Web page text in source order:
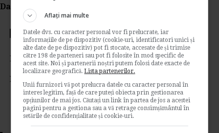
Da Like, Printeaza sau trimite pe Email!
Votati articolul
Rating:
Nota:
Aflați mai multe
Datele dvs. cu caracter personal vor fi prelucrate, iar
informațiile de pe dispozitiv (cookie-uri, identificatori unici și
alte date de pe dispozitiv) pot fi stocate, accesate de și trimise
către 198 de parteneri sau pot fi folosite în mod specific de
acest site. Noi și partenerii noștri putem folosi date exacte de
localizare geografică.Lista partenerilor.
Unii furnizori vă pot prelucra datele cu caracter personal în
interes legitim, față de care puteți obiecta prin gestionarea
opțiunilor de mai jos. Căutați un link în partea de jos a acestei
pagini pentru a gestiona sau a vă retrage consimțământul în
setările de confidențialitate și cookie-uri.